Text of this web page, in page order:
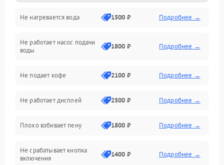
Включение и работа
Проблемы с водой
Проблемы с капучинатором и паром
Управление и электроника
Программное обеспечение
Не нагревается вода 1500 ₽ Подробнее →
Не работает насос подачи
воды
1800 ₽ Подробнее →
Не подает кофе 2100 ₽ Подробнее →
Не работает дисплей 2500 ₽ Подробнее →
Плохо взбивает пену 1800 ₽ Подробнее →
Не срабатывает кнопка
включения
1400 ₽ Подробнее →